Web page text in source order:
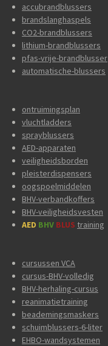
accubrandblussers
brandslanghaspels
CO2-brandblussers
lithium-brandblussers
pfas-vrije-brandblusser
automatische-blussers
ontruimingsplan
vluchtladders
sprayblussers
AED-apparaten
veiligheidsborden
pleisterdispensers
oogspoelmiddelen
BHV-verbandkoffers
BHV-veiligheidsvesten
AED BHV BLUS training
cursussen VCA
cursus-BHV-volledig
BHV-herhaling-cursus
reanimatietraining
beademingsmaskers
schuimblussers-6-liter
EHBO-wandsystemen